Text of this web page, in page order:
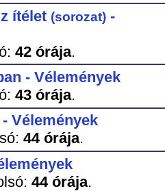
ítélet (sorozat)-
42 órája.
- Vélemények
43 órája.
Vélemények
44 órája.
44 órája.